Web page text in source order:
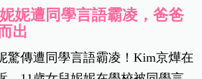
妮妮遭同學言語霸凌，爸爸
出
驚傳遭同學言語霸凌！Kim京燁在